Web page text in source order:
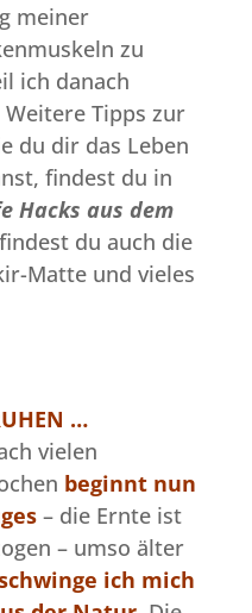
meiner
zu
ich danach
Tipps zur
du dir das Leben
findest du in
Hacks aus dem
du auch die
Matte und vieles
…
vielen
beginnt nun
– die Ernte ist
– umso älter
ich mich